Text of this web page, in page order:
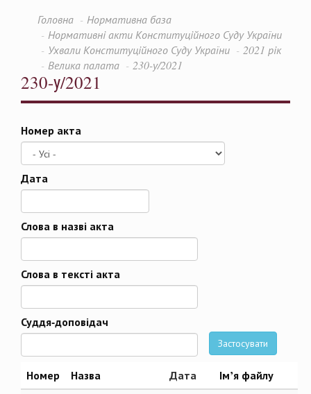
Головна
Нормативна база
Нормативні акти Конституційного Суду України
Ухвали Конституційного Суду України
2021 рік
Велика палата
230-у/2021
230-у/2021
Номер акта
Дата
Дата
Слова в назві акта
Слова в тексті акта
Суддя-доповідач
Застосувати
Номер Назва Дата Ім’я файлу